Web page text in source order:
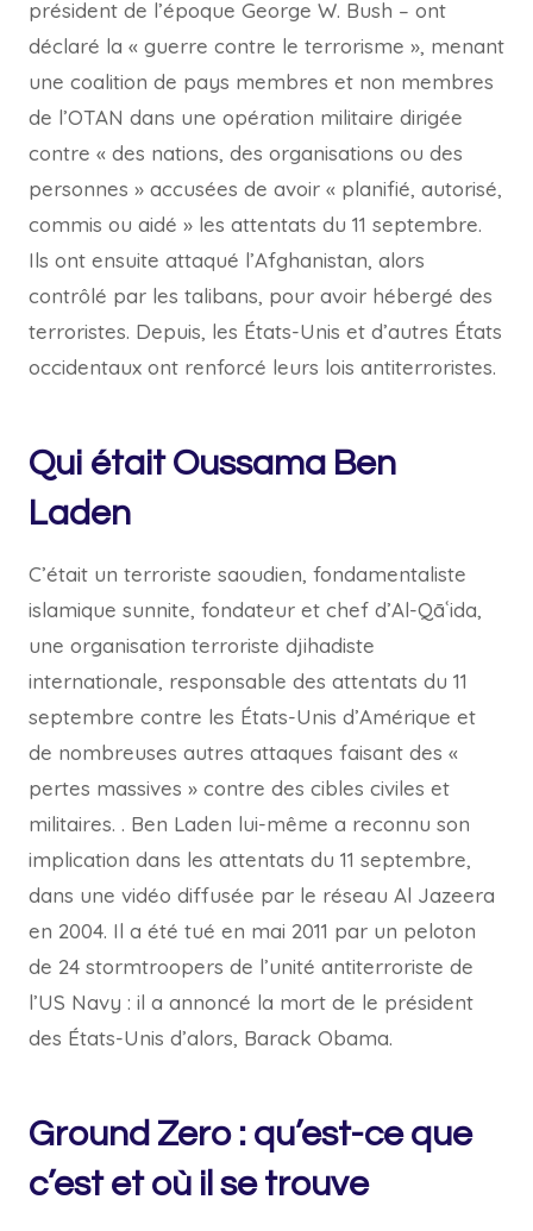
président de l’époque George W. Bush – ont
déclaré la « guerre contre le terrorisme », menant
une coalition de pays membres et non membres
de l’OTAN dans une opération militaire dirigée
contre « des nations, des organisations ou des
personnes » accusées de avoir « planifié, autorisé,
commis ou aidé » les attentats du 11 septembre.
Ils ont ensuite attaqué l’Afghanistan, alors
contrôlé par les talibans, pour avoir hébergé des
terroristes. Depuis, les États-Unis et d’autres États
occidentaux ont renforcé leurs lois antiterroristes.
Qui était Oussama Ben
Laden
C’était un terroriste saoudien, fondamentaliste
islamique sunnite, fondateur et chef d’Al-Qāʿida,
une organisation terroriste djihadiste
internationale, responsable des attentats du 11
septembre contre les États-Unis d’Amérique et
de nombreuses autres attaques faisant des «
pertes massives » contre des cibles civiles et
militaires. . Ben Laden lui-même a reconnu son
implication dans les attentats du 11 septembre,
dans une vidéo diffusée par le réseau Al Jazeera
en 2004. Il a été tué en mai 2011 par un peloton
de 24 stormtroopers de l’unité antiterroriste de
l’US Navy : il a annoncé la mort de le président
des États-Unis d’alors, Barack Obama.
Ground Zero : qu’est-ce que
c’est et où il se trouve